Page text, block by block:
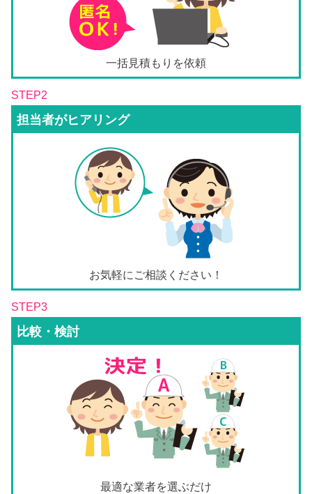
一括見積もりを依頼
STEP2
担当者がヒアリング
お気軽にご相談ください！
STEP3
比較・検討
最適な業者を選ぶだけ